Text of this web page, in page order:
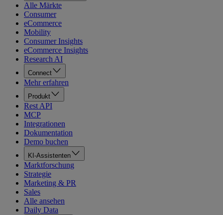
Alle Märkte
Consumer
eCommerce
Mobility
Consumer Insights
eCommerce Insights
Research AI
Connect
Mehr erfahren
Produkt
Rest API
MCP
Integrationen
Dokumentation
Demo buchen
KI-Assistenten
Marktforschung
Strategie
Marketing & PR
Sales
Alle ansehen
Daily Data